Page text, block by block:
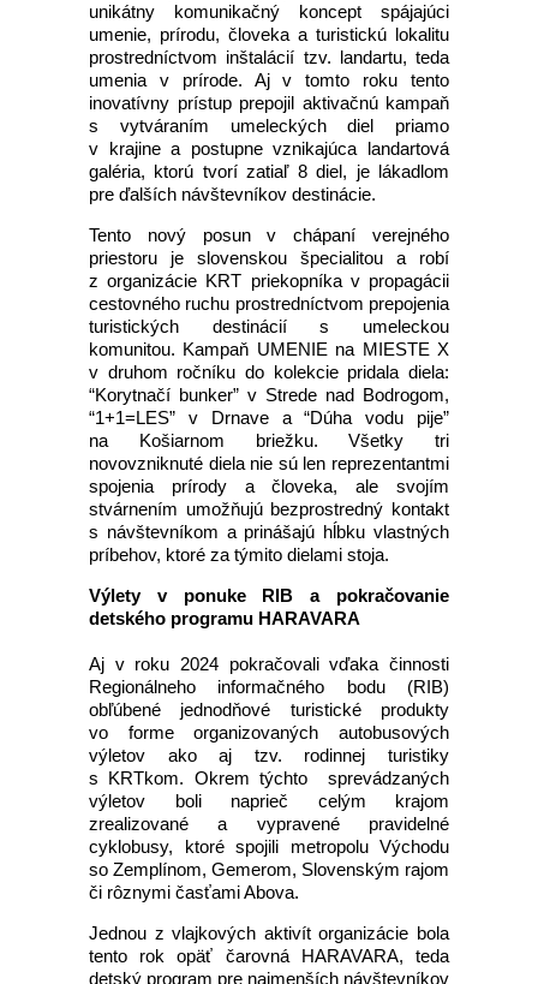
unikátny komunikačný koncept spájajúci
umenie, prírodu, človeka a turistickú lokalitu
prostredníctvom inštalácií tzv. landartu, teda
umenia v prírode. Aj v tomto roku tento
inovatívny prístup prepojil aktivačnú kampaň
s vytváraním umeleckých diel priamo
v krajine a postupne vznikajúca landartová
galéria, ktorú tvorí zatiaľ 8 diel, je lákadlom
pre ďalších návštevníkov destinácie.
Tento nový posun v chápaní verejného
priestoru je slovenskou špecialitou a robí
z organizácie KRT priekopníka v propagácii
cestovného ruchu prostredníctvom prepojenia
turistických destinácií s umeleckou
komunitou. Kampaň UMENIE na MIESTE X
v druhom ročníku do kolekcie pridala diela:
“Korytnačí bunker” v Strede nad Bodrogom,
“1+1=LES” v Drnave a “Dúha vodu pije”
na Košiarnom briežku. Všetky tri
novovzniknuté diela nie sú len reprezentantmi
spojenia prírody a človeka, ale svojím
stvárnením umožňujú bezprostredný kontakt
s návštevníkom a prinášajú hĺbku vlastných
príbehov, ktoré za týmito dielami stoja.
Výlety v ponuke RIB a pokračovanie
detského programu HARAVARA
Aj v roku 2024 pokračovali vďaka činnosti
Regionálneho informačného bodu (RIB)
obľúbené jednodňové turistické produkty
vo forme organizovaných autobusových
výletov ako aj tzv. rodinnej turistiky
s KRTkom. Okrem týchto sprevádzaných
výletov boli naprieč celým krajom
zrealizované a vypravené pravidelné
cyklobusy, ktoré spojili metropolu Východu
so Zemplínom, Gemerom, Slovenským rajom
či rôznymi časťami Abova.
Jednou z vlajkových aktivít organizácie bola
tento rok opäť čarovná HARAVARA, teda
detský program pre najmenších návštevníkov